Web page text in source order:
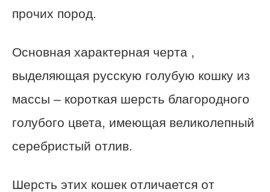
прочих пород.
Основная характерная черта ,
выделяющая русскую голубую кошку из
массы – короткая шерсть благородного
голубого цвета, имеющая великолепный
серебристый отлив.
Шерсть этих кошек отличается от